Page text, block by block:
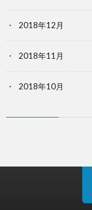
2018年12月
2018年11月
2018年10月